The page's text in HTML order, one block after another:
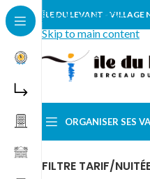
Skip to navigation
Skip to main content
ÎLE DU LEVANT - VILLAGE
ORGANISER SES
Accueil/Locations
FILTRE TARIF/